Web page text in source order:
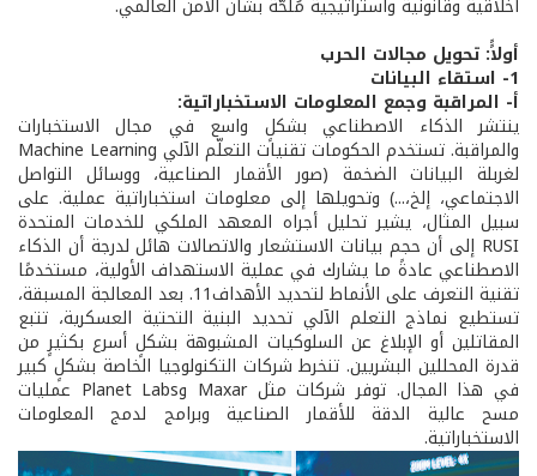
أولاًً: تحويل مجالات الحرب
1- استقاء البيانات
أ- المراقبة وجمع المعلومات الاستخباراتية:
ينتشر الذكاء الاصطناعي بشكلٍ واسع في مجال الاستخبارات
والمراقبة. تستخدم الحكومات تقنيات التعلّم الآلي Machine Learning
لغربلة البيانات الضخمة (صور الأقمار الصناعية، ووسائل التواصل
الاجتماعي، إلخ،...) وتحويلها إلى معلومات استخباراتية عملية. على
سبيل المثال، يشير تحليل أجراه المعهد الملكي للخدمات المتحدة
RUSI إلى أن حجم بيانات الاستشعار والاتصالات هائل لدرجة أن الذكاء
الاصطناعي عادةً ما يشارك في عملية الاستهداف الأولية، مستخدمًا
تقنية التعرف على الأنماط لتحديد الأهداف11. بعد المعالجة المسبقة،
تستطيع نماذج التعلم الآلي تحديد البنية التحتية العسكرية، تتبع
المقاتلين أو الإبلاغ عن السلوكيات المشبوهة بشكلٍ أسرع بكثيرٍ من
قدرة المحللين البشريين. تنخرط شركات التكنولوجيا الخاصة بشكلٍ كبير
في هذا المجال. توفر شركات مثل Maxar وPlanet Labs عمليات
مسح عالية الدقة للأقمار الصناعية وبرامج لدمج المعلومات
الاستخباراتية.